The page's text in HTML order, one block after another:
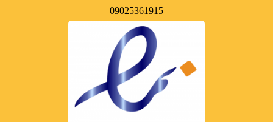
09025361915